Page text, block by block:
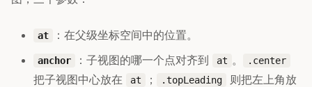
at ：在父级坐标空间中的位置。
anchor ：子视图的哪一个点对齐到 at 。 .center
把子视图中心放在 at ； .topLeading
则把左上角放